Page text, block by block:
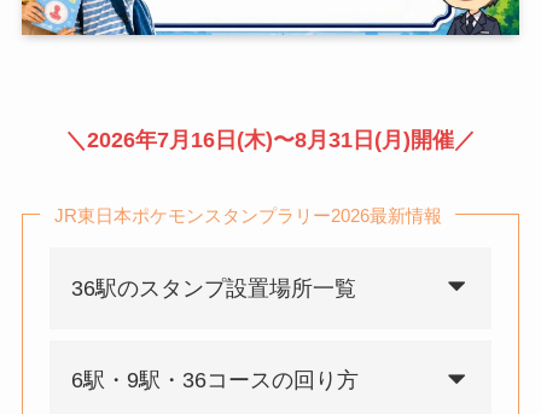
＼2026年7月16日(木)〜8月31日(月)開催／
JR東日本ポケモンスタンプラリー2026最新情報
36駅のスタンプ設置場所一覧
6駅・9駅・36コースの回り方